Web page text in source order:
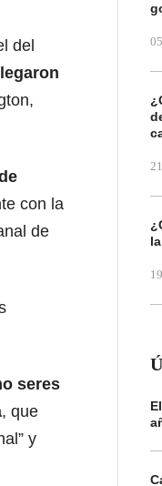
del
con la
de
seres
, que
y